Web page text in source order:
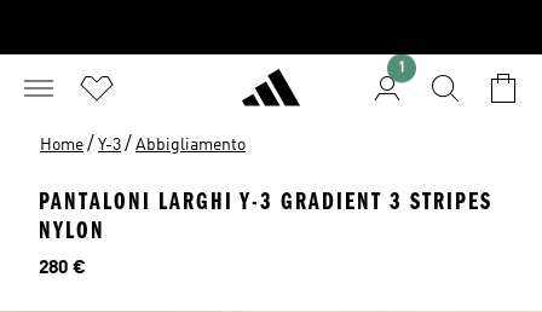
1
Home / Y-3 / Abbigliamento
PANTALONI LARGHI Y-3 GRADIENT 3 STRIPES
NYLON
Prezzo
280 €